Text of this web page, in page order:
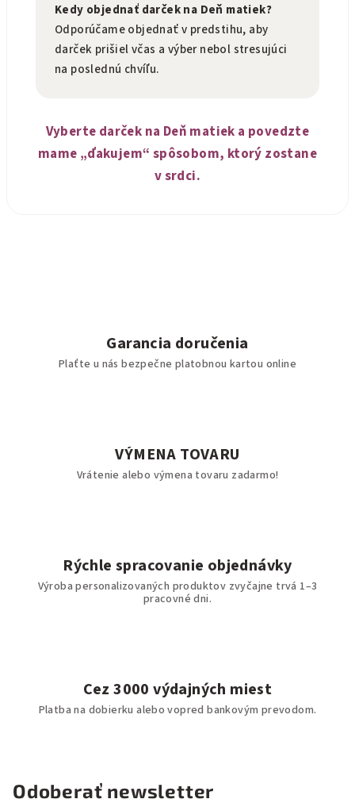
Kedy objednať darček na Deň matiek?
Odporúčame objednať v predstihu, aby
darček prišiel včas a výber nebol stresujúci
na poslednú chvíľu.
Vyberte darček na Deň matiek a povedzte
mame „ďakujem“ spôsobom, ktorý zostane
v srdci.
Garancia doručenia
Plaťte u nás bezpečne platobnou kartou online
VÝMENA TOVARU
Vrátenie alebo výmena tovaru zadarmo!
Rýchle spracovanie objednávky
Výroba personalizovaných produktov zvyčajne trvá 1–3
pracovné dni.
Cez 3000 výdajných miest
Platba na dobierku alebo vopred bankovým prevodom.
Odoberať newsletter